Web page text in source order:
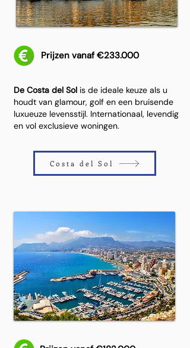
Prijzen vanaf €233.000
De Costa del Sol is de ideale keuze als u
houdt van glamour, golf en een bruisende
luxueuze levensstijl. Internationaal, levendig
en vol exclusieve woningen.
Costa del Sol